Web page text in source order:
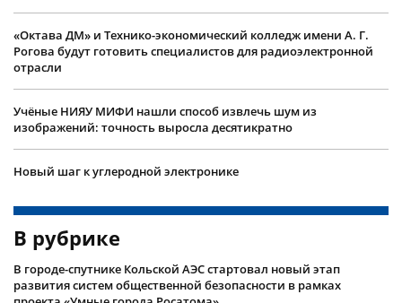
«Октава ДМ» и Технико-экономический колледж имени А. Г.
Рогова будут готовить специалистов для радиоэлектронной
отрасли
Учëные НИЯУ МИФИ нашли способ извлечь шум из
изображений: точность выросла десятикратно
Новый шаг к углеродной электронике
В рубрике
В городе-спутнике Кольской АЭС стартовал новый этап
развития систем общественной безопасности в рамках